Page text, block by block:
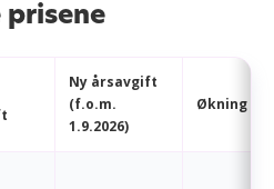
prisene
Ny årsavgift
(f.o.m.
1.9.2026)
Økning